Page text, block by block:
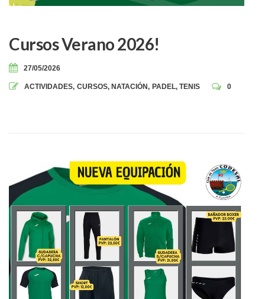
Cursos Verano 2026!
27/05/2026
ACTIVIDADES, CURSOS, NATACIÓN, PADEL, TENIS 0